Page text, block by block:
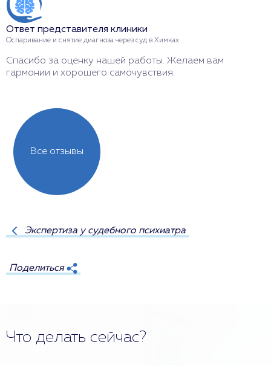
Ответ представителя клиники
Оспаривание и снятие диагноза через суд в Химках
Спасибо за оценку нашей работы. Желаем вам
гармонии и хорошего самочувствия.
Все отзывы
Экспертиза у судебного психиатра
Поделиться
Что делать сейчас?